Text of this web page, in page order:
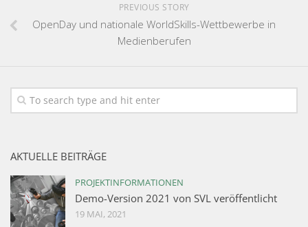
PREVIOUS STORY
OpenDay und nationale WorldSkills-Wettbewerbe in
Medienberufen
AKTUELLE BEITRÄGE
PROJEKTINFORMATIONEN
Demo-Version 2021 von SVL veröffentlicht
19 MAI, 2021